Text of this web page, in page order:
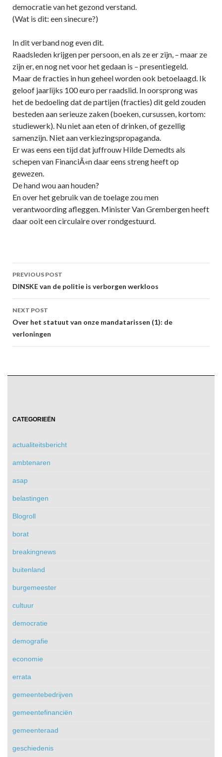
democratie van het gezond verstand.
(Wat is dit: een sinecure?)
In dit verband nog even dit.
Raadsleden krijgen per persoon, en als ze er zijn, – maar ze
zijn er, en nog net voor het gedaan is – presentiegeld.
Maar de fracties in hun geheel worden ook betoelaagd. Ik
geloof jaarlijks 100 euro per raadslid. In oorsprong was
het de bedoeling dat de partijen (fracties) dit geld zouden
besteden aan serieuze zaken (boeken, cursussen, kortom:
studiewerk). Nu niet aan eten of drinken, of gezellig
samenzijn. Niet aan verkiezingspropaganda.
Er was eens een tijd dat juffrouw Hilde Demedts als
schepen van FinanciÃ«n daar eens streng heeft op
gewezen.
De hand wou aan houden?
En over het gebruik van de toelage zou men
verantwoording afleggen. Minister Van Grembergen heeft
daar ooit een circulaire over rondgestuurd.
Post
navigation
PREVIOUS POST
DINSKE van de politie is verborgen werkloos
NEXT POST
Over het statuut van onze mandatarissen (1): de
verloningen
CATEGORIEËN
actualiteitsbericht
ambtenaren
asap
belastingen
Blogroll
borat
breakingnews
buitenland
burgemeester
cultuur
democratie
demografie
economie
errata
gemeentebedrijven
gemeentefinanciën
gemeenteraad
geschiedenis